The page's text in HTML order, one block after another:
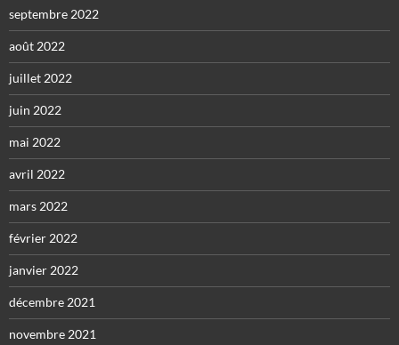
septembre 2022
août 2022
juillet 2022
juin 2022
mai 2022
avril 2022
mars 2022
février 2022
janvier 2022
décembre 2021
novembre 2021